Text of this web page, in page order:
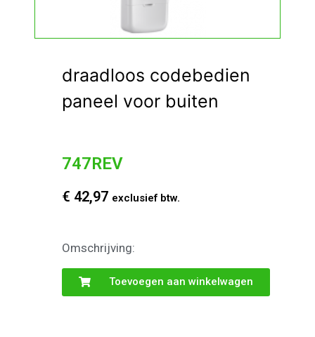
draadloos codebedien
paneel voor buiten
747REV
€ 42,97 exclusief btw.
Omschrijving:
Toevoegen aan winkelwagen